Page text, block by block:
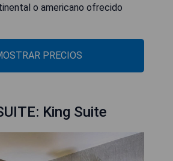
o americano ofrecido
PRECIOS
King Suite